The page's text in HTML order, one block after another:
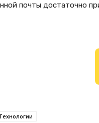
почты достаточно